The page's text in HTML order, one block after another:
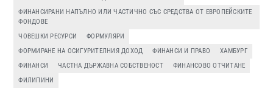
ФИНАНСИРАНИ НАПЪЛНО ИЛИ ЧАСТИЧНО СЪС СРЕДСТВА ОТ ЕВРОПЕЙСКИТЕ
ФОНДОВЕ
ЧОВЕШКИ РЕСУРСИ
ФОРМУЛЯРИ
ФОРМИРАНЕ НА ОСИГУРИТЕЛНИЯ ДОХОД
ФИНАНСИ И ПРАВО
ХАМБУРГ
ФИНАНСИ
ЧАСТНА ДЪРЖАВНА СОБСТВЕНОСТ
ФИНАНСОВО ОТЧИТАНЕ
ФИЛИПИНИ